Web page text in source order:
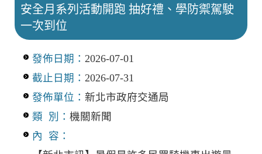
安全月系列活動開跑 抽好禮、學防禦駕駛
一次到位
發佈日期： 2026-07-01
截止日期： 2026-07-31
發佈單位： 新北市政府交通局
類 別： 機關新聞
內 容：